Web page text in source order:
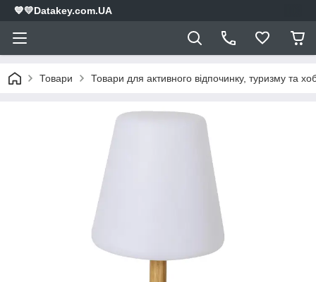
💙💛Datakey.com.UA
Товари Товари для активного відпочинку, туризму та